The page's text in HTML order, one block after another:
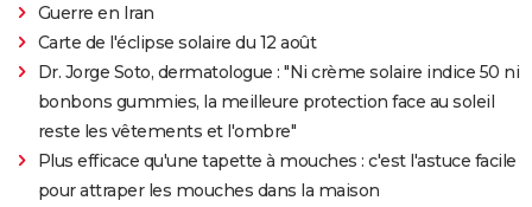
Guerre en Iran
Carte de l'éclipse solaire du 12 août
Dr. Jorge Soto, dermatologue : "Ni crème solaire indice 50 ni
bonbons gummies, la meilleure protection face au soleil
reste les vêtements et l'ombre"
Plus efficace qu'une tapette à mouches : c'est l'astuce facile
pour attraper les mouches dans la maison